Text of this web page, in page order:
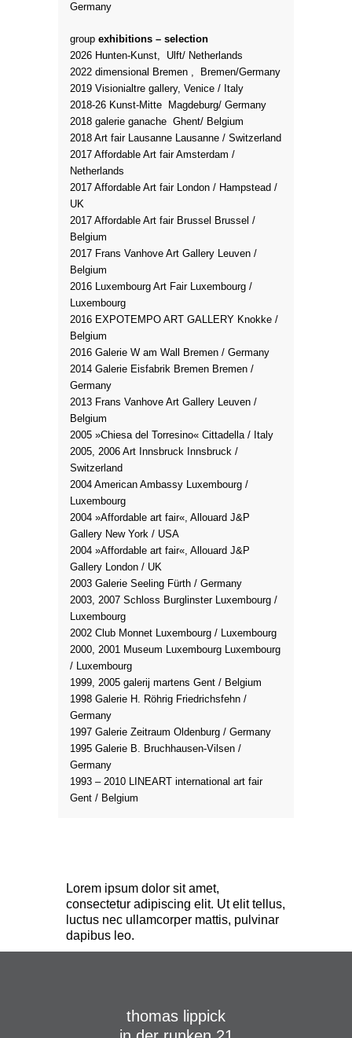
Germany
group exhibitions – selection
2026 Hunten-Kunst, Ulft/ Netherlands
2022 dimensional Bremen , Bremen/Germany
2019 Visionialtre gallery, Venice / Italy
2018-26 Kunst-Mitte Magdeburg/ Germany
2018 galerie ganache Ghent/ Belgium
2018 Art fair Lausanne Lausanne / Switzerland
2017 Affordable Art fair Amsterdam /
Netherlands
2017 Affordable Art fair London / Hampstead /
UK
2017 Affordable Art fair Brussel Brussel /
Belgium
2017 Frans Vanhove Art Gallery Leuven /
Belgium
2016 Luxembourg Art Fair Luxembourg /
Luxembourg
2016 EXPOTEMPO ART GALLERY Knokke /
Belgium
2016 Galerie W am Wall Bremen / Germany
2014 Galerie Eisfabrik Bremen Bremen /
Germany
2013 Frans Vanhove Art Gallery Leuven /
Belgium
2005 »Chiesa del Torresino« Cittadella / Italy
2005, 2006 Art Innsbruck Innsbruck /
Switzerland
2004 American Ambassy Luxembourg /
Luxembourg
2004 »Affordable art fair«, Allouard J&P
Gallery New York / USA
2004 »Affordable art fair«, Allouard J&P
Gallery London / UK
2003 Galerie Seeling Fürth / Germany
2003, 2007 Schloss Burglinster Luxembourg /
Luxembourg
2002 Club Monnet Luxembourg / Luxembourg
2000, 2001 Museum Luxembourg Luxembourg
/ Luxembourg
1999, 2005 galerij martens Gent / Belgium
1998 Galerie H. Röhrig Friedrichsfehn /
Germany
1997 Galerie Zeitraum Oldenburg / Germany
1995 Galerie B. Bruchhausen-Vilsen /
Germany
1993 – 2010 LINEART international art fair
Gent / Belgium
Lorem ipsum dolor sit amet,
consectetur adipiscing elit. Ut elit tellus,
luctus nec ullamcorper mattis, pulvinar
dapibus leo.
thomas lippick